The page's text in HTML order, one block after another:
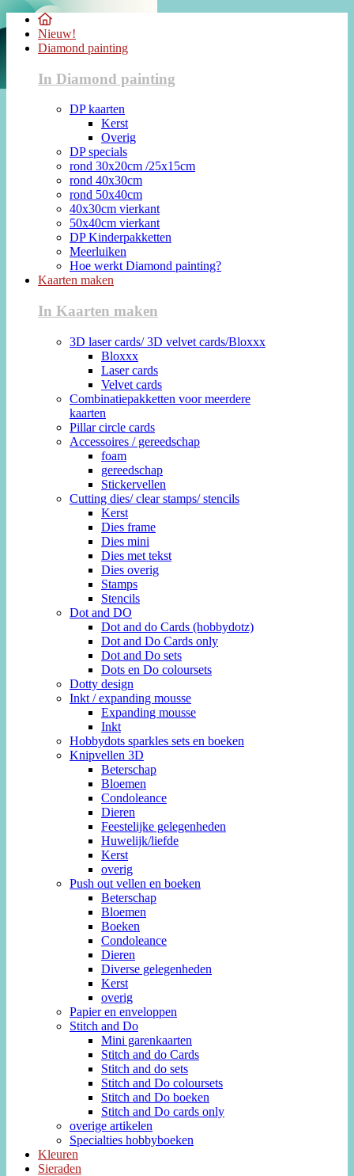
Nieuw!
Diamond painting
In Diamond painting
DP kaarten
Kerst
Overig
DP specials
rond 30x20cm /25x15cm
rond 40x30cm
rond 50x40cm
40x30cm vierkant
50x40cm vierkant
DP Kinderpakketten
Meerluiken
Hoe werkt Diamond painting?
Kaarten maken
In Kaarten maken
3D laser cards/ 3D velvet cards/Bloxxx
Bloxxx
Laser cards
Velvet cards
Combinatiepakketten voor meerdere
kaarten
Pillar circle cards
Accessoires / gereedschap
foam
gereedschap
Stickervellen
Cutting dies/ clear stamps/ stencils
Kerst
Dies frame
Dies mini
Dies met tekst
Dies overig
Stamps
Stencils
Dot and DO
Dot and do Cards (hobbydotz)
Dot and Do Cards only
Dot and Do sets
Dots en Do coloursets
Dotty design
Inkt / expanding mousse
Expanding mousse
Inkt
Hobbydots sparkles sets en boeken
Knipvellen 3D
Beterschap
Bloemen
Condoleance
Dieren
Feestelijke gelegenheden
Huwelijk/liefde
Kerst
overig
Push out vellen en boeken
Beterschap
Bloemen
Boeken
Condoleance
Dieren
Diverse gelegenheden
Kerst
overig
Papier en enveloppen
Stitch and Do
Mini garenkaarten
Stitch and do Cards
Stitch and do sets
Stitch and Do coloursets
Stitch and Do boeken
Stitch and Do cards only
overige artikelen
Specialties hobbyboeken
Kleuren
Sieraden